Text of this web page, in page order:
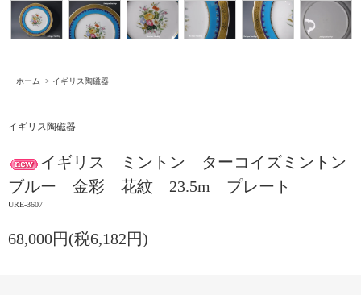
ホーム > イギリス陶磁器
イギリス陶磁器
イギリス ミントン ターコイズミントン
ブルー 金彩 花紋 23.5m プレート
URE-3607
68,000円(税6,182円)